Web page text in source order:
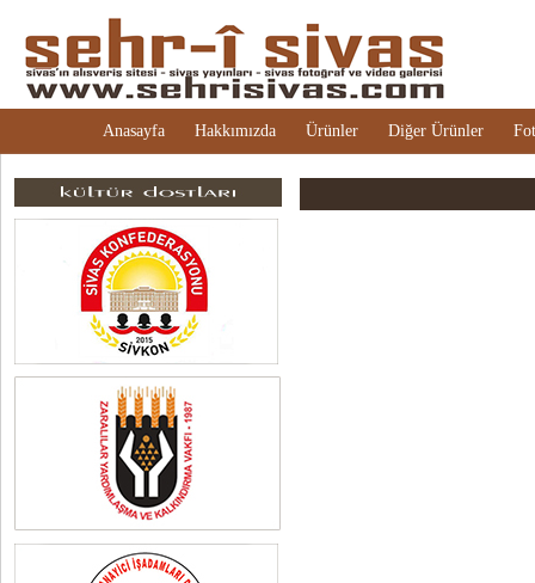
Anasayfa Hakkımızda Ürünler Diğer Ürünler